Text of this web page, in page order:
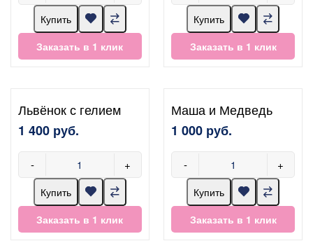
Купить
Заказать в 1 клик
Купить
Заказать в 1 клик
Львёнок с гелием
1 400 руб.
- +
Купить
Заказать в 1 клик
Маша и Медведь
1 000 руб.
- +
Купить
Заказать в 1 клик